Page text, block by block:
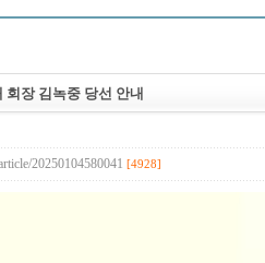
회장 김녹중 당선 안내
20250104580041 [4928]